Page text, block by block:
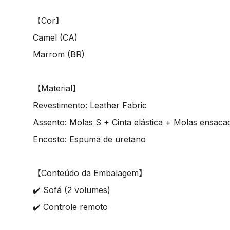
【Cor】
Camel (CA)
Marrom (BR)
【Material】
Revestimento: Leather Fabric
Assento: Molas S + Cinta elástica + Molas
Encosto: Espuma de uretano
【Conteúdo da Embalagem】
✔️ Sofá (2 volumes)
✔️ Controle remoto